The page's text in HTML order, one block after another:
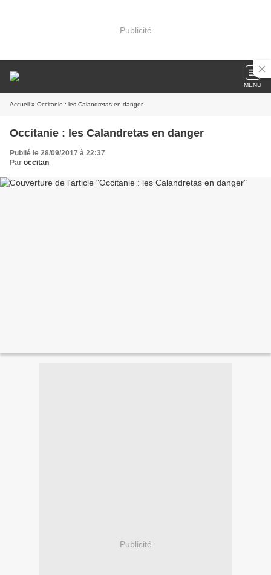
Publicité
MENU
Accueil » Occitanie : les Calandretas en danger
Occitanie : les Calandretas en danger
Publié le 28/09/2017 à 22:37
Par occitan
Publicité